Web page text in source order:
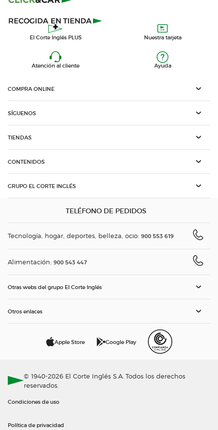
El Corte Inglés PLUS Nuestra tarjeta
Atención al cliente Ayuda
COMPRA ONLINE
SÍGUENOS
TIENDAS
CONTENIDOS
GRUPO EL CORTE INGLÉS
TELÉFONO DE PEDIDOS
Tecnología, hogar, deportes, belleza, ocio: 900 553 619
Alimentación: 900 543 447
Otras webs del grupo El Corte Inglés
Otros enlaces
Apple Store Google Play
© 1940-2026 El Corte Inglés S.A. Todos los derechos
reservados.
Condiciones de uso
Política de privacidad